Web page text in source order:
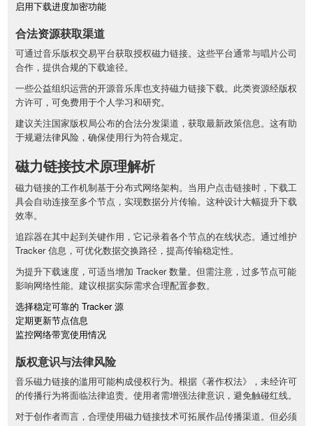
启用下载进度加密功能
合法资源获取渠道
可通过音乐版权交易平台获取授权磁力链接。这些平台通常与唱片公司
合作，提供合规的下载途径。
一些公益组织运营的开源音乐库也支持磁力链接下载。此类资源经版权
方许可，可免费用于个人学习和研究。
建议关注国家版权局公布的合法分发渠道，获取最新政策信息。这有助
于规避法律风险，确保使用行为符合规定。
磁力链接技术原理解析
磁力链接的工作机制基于分布式网络架构。当用户点击链接时，下载工
具会自动连接至多个节点，实现数据分片传输。这种设计大幅提升下载
效率。
追踪器在其中起到关键作用，它记录着各个节点的在线状态。通过维护
Tracker 信息，可优化数据交换路径，提高传输稳定性。
为提升下载速度，可适当增加 Tracker 数量。但需注意，过多节点可能
影响网络性能。建议根据实际需求合理配置参数。
选择稳定可靠的 Tracker 源
定期更新节点信息
监控网络带宽使用情况
版权意识与法律风险
音乐磁力链接的滥用可能构成侵权行为。根据《著作权法》，未经许可
的传播行为将面临法律追责。使用者需增强法律意识，避免触碰红线。
对于创作者而言，合理使用磁力链接技术可拓展作品传播渠道。但必须